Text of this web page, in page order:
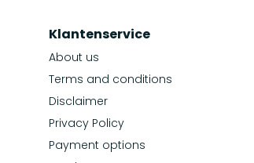
Klantenservice
About us
Terms and conditions
Disclaimer
Privacy Policy
Payment options